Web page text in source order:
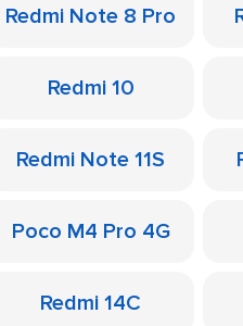
Redmi Note 8 Pro
Redmi 10
Redmi Note 11S
Poco M4 Pro 4G
Redmi 14C